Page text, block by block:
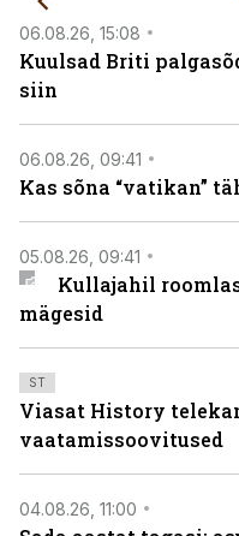
06.08.26, 15:08
Kuulsad Briti
siin
06.08.26, 09:41
Kas sõna “vatikan”
05.08.26, 09:41
Kullajahil
mägesid
ST
Viasat History
vaatamissoovitused
04.08.26, 11:00